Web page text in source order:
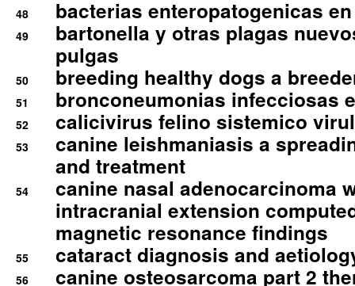
48 bacterias enteropatogenicas
49
bartonella y otras plagas
pulgas
50 breeding healthy dogs a
51 bronconeumonias infecciosas
52 calicivirus felino sistemico
53
canine leishmaniasis a
and treatment
54
canine nasal adenocarcinoma
intracranial extension
magnetic resonance findings
55 cataract diagnosis and
56
canine osteosarcoma part 2